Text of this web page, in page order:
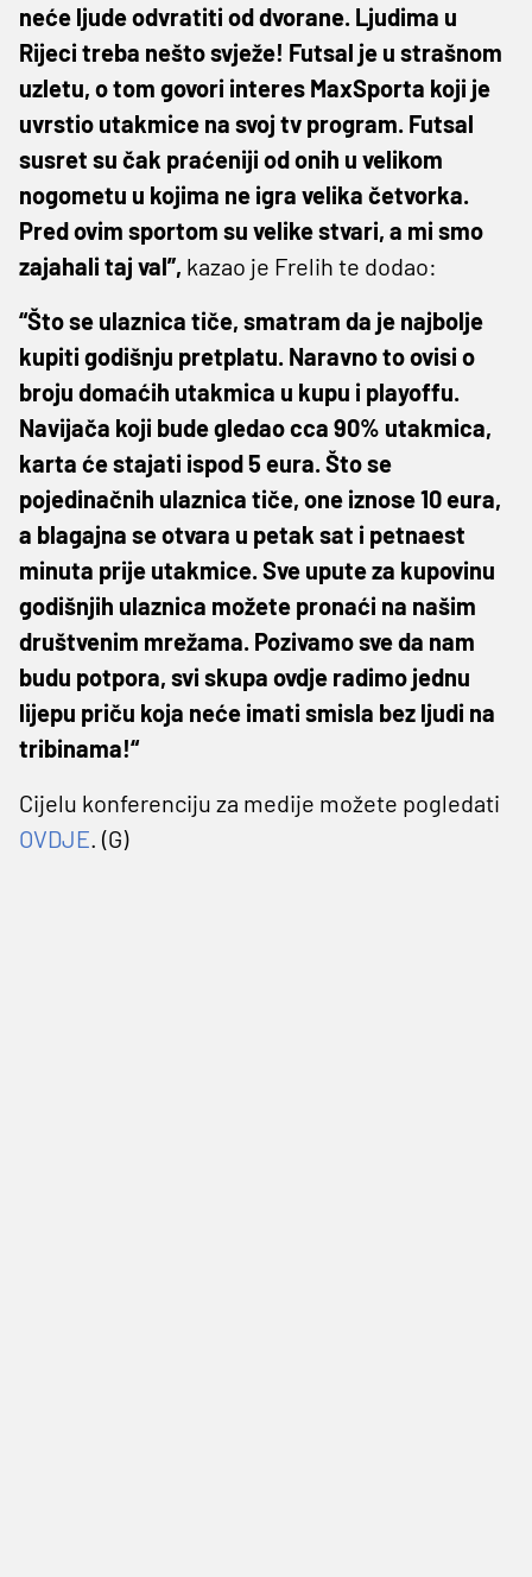
neće ljude odvratiti od dvorane. Ljudima u
Rijeci treba nešto svježe! Futsal je u strašnom
uzletu, o tom govori interes MaxSporta koji je
uvrstio utakmice na svoj tv program. Futsal
susret su čak praćeniji od onih u velikom
nogometu u kojima ne igra velika četvorka.
Pred ovim sportom su velike stvari, a mi smo
zajahali taj val”, kazao je Frelih te dodao:
“Što se ulaznica tiče, smatram da je najbolje
kupiti godišnju pretplatu. Naravno to ovisi o
broju domaćih utakmica u kupu i playoffu.
Navijača koji bude gledao cca 90% utakmica,
karta će stajati ispod 5 eura. Što se
pojedinačnih ulaznica tiče, one iznose 10 eura,
a blagajna se otvara u petak sat i petnaest
minuta prije utakmice. Sve upute za kupovinu
godišnjih ulaznica možete pronaći na našim
društvenim mrežama. Pozivamo sve da nam
budu potpora, svi skupa ovdje radimo jednu
lijepu priču koja neće imati smisla bez ljudi na
tribinama!“
Cijelu konferenciju za medije možete pogledati
OVDJE. (G)